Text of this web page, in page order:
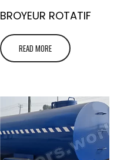
BROYEUR ROTATIF
READ MORE